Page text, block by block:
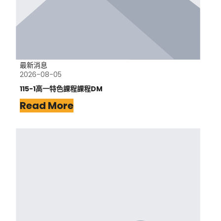
最新消息
2026-08-05
115-1高一特色課程課程DM
Read More